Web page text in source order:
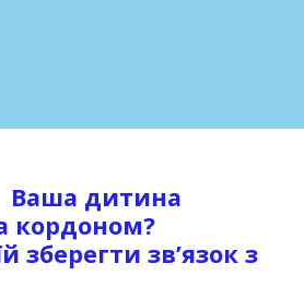
Ваша дитина
кордоном?
зберегти зв’язок з